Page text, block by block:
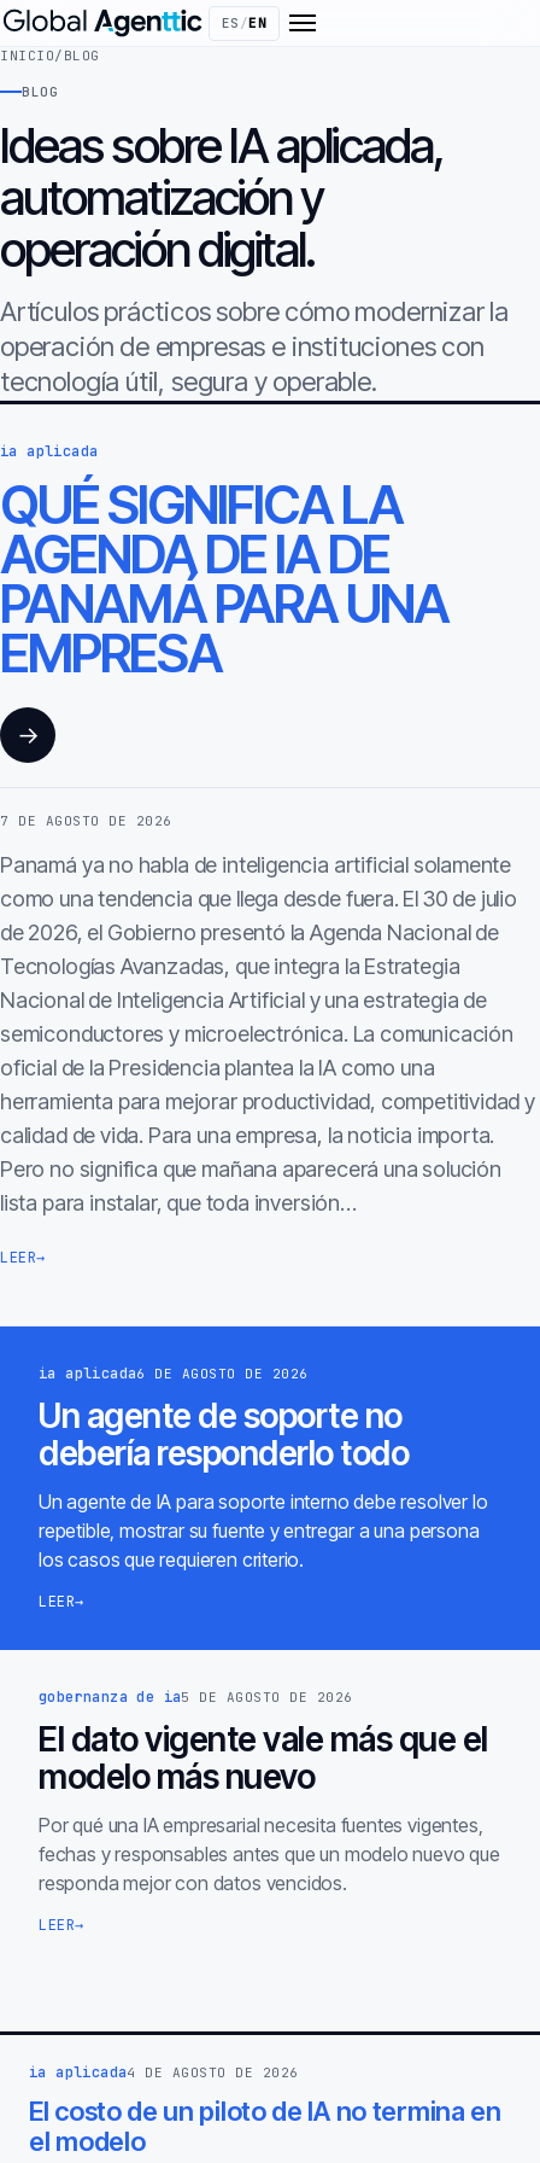
ES /EN
INICIO/ BLOG
BLOG
Ideas sobre IA aplicada,
automatización y
operación digital.
Artículos prácticos sobre cómo modernizar la
operación de empresas e instituciones con
tecnología útil, segura y operable.
ia aplicada
QUÉ SIGNIFICA LA
AGENDA DE IA DE
PANAMÁ PARA UNA
EMPRESA
→
7 DE AGOSTO DE 2026
Panamá ya no habla de inteligencia artificial solamente
como una tendencia que llega desde fuera. El 30 de julio
de 2026, el Gobierno presentó la Agenda Nacional de
Tecnologías Avanzadas, que integra la Estrategia
Nacional de Inteligencia Artificial y una estrategia de
semiconductores y microelectrónica. La comunicación
oficial de la Presidencia plantea la IA como una
herramienta para mejorar productividad, competitividad y
calidad de vida. Para una empresa, la noticia importa.
Pero no significa que mañana aparecerá una solución
lista para instalar, que toda inversión…
LEER→
ia aplicada6 DE AGOSTO DE 2026
Un agente de soporte no
debería responderlo todo
Un agente de IA para soporte interno debe resolver lo
repetible, mostrar su fuente y entregar a una persona
los casos que requieren criterio.
LEER→
gobernanza de ia5 DE AGOSTO DE 2026
El dato vigente vale más que el
modelo más nuevo
Por qué una IA empresarial necesita fuentes vigentes,
fechas y responsables antes que un modelo nuevo que
responda mejor con datos vencidos.
LEER→
ia aplicada4 DE AGOSTO DE 2026
El costo de un piloto de IA no termina en
el modelo